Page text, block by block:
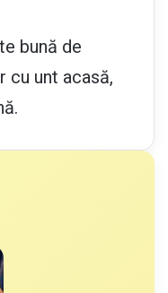
bună de
cu unt acasă,